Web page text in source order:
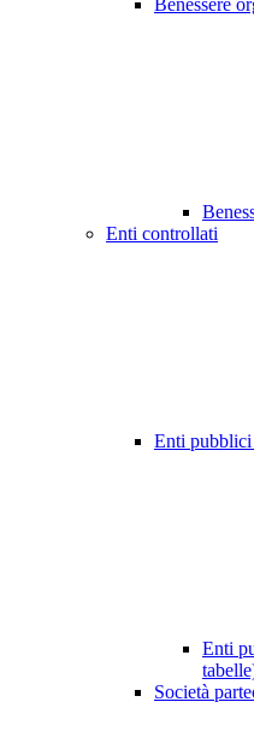
Benessere
Enti controllati
Enti
Enti
Società